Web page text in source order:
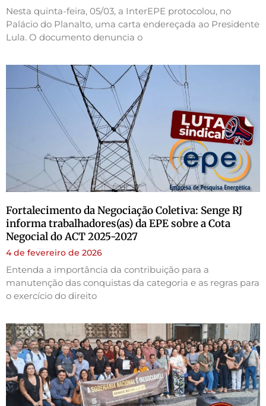
Nesta quinta-feira, 05/03, a InterEPE protocolou, no
Palácio do Planalto, uma carta endereçada ao Presidente
Lula. O documento denuncia o
Fortalecimento da Negociação Coletiva: Senge RJ
informa trabalhadores(as) da EPE sobre a Cota
Negocial do ACT 2025-2027
4 de fevereiro de 2026
Entenda a importância da contribuição para a
manutenção das conquistas da categoria e as regras para
o exercício do direito